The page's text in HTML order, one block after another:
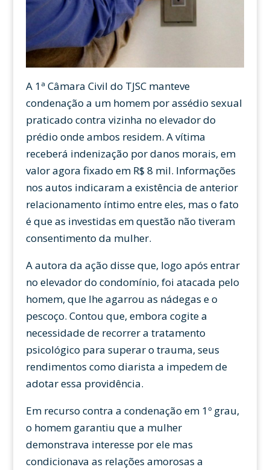
A 1ª Câmara Civil do TJSC manteve
condenação a um homem por assédio sexual
praticado contra vizinha no elevador do
prédio onde ambos residem. A vítima
receberá indenização por danos morais, em
valor agora fixado em R$ 8 mil. Informações
nos autos indicaram a existência de anterior
relacionamento íntimo entre eles, mas o fato
é que as investidas em questão não tiveram
consentimento da mulher.
A autora da ação disse que, logo após entrar
no elevador do condomínio, foi atacada pelo
homem, que lhe agarrou as nádegas e o
pescoço. Contou que, embora cogite a
necessidade de recorrer a tratamento
psicológico para superar o trauma, seus
rendimentos como diarista a impedem de
adotar essa providência.
Em recurso contra a condenação em 1º grau,
o homem garantiu que a mulher
demonstrava interesse por ele mas
condicionava as relações amorosas a